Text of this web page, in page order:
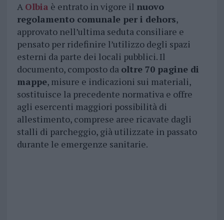
A Olbia è entrato in vigore il nuovo
regolamento comunale per i dehors,
approvato nell’ultima seduta consiliare e
pensato per ridefinire l’utilizzo degli spazi
esterni da parte dei locali pubblici. Il
documento, composto da oltre 70 pagine di
mappe, misure e indicazioni sui materiali,
sostituisce la precedente normativa e offre
agli esercenti maggiori possibilità di
allestimento, comprese aree ricavate dagli
stalli di parcheggio, già utilizzate in passato
durante le emergenze sanitarie.